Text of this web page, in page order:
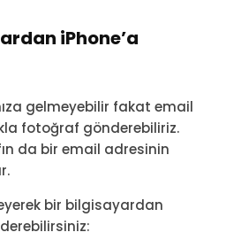
iPhone’a
gelmeyebilir fakat email
fotoğraf gönderebiliriz.
da bir email adresinin
bir bilgisayardan